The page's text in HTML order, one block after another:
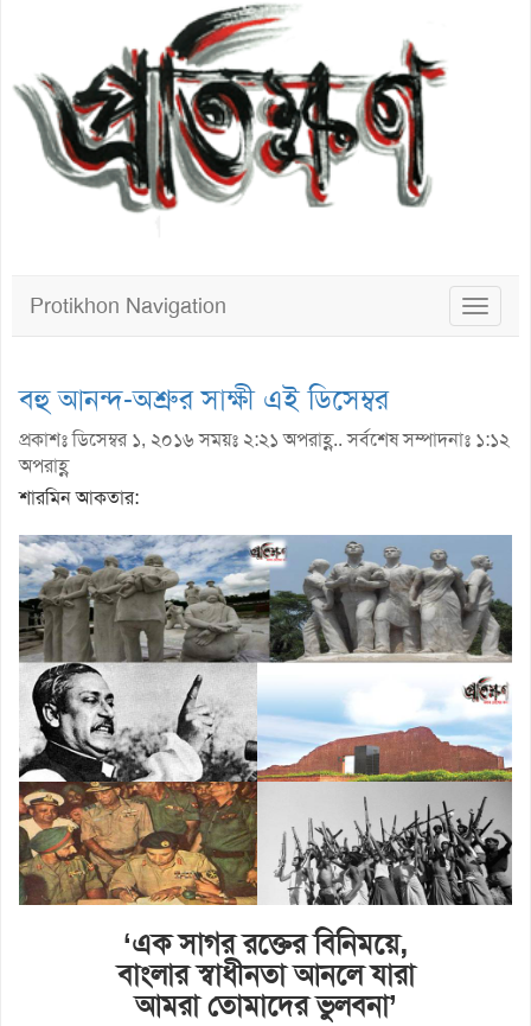
Toggle
Protikhon Navigation
বহু আনন্দ-অশ্রুর সাক্ষী এই ডিসেম্বর
প্রকাশঃ ডিসেম্বর ১, ২০১৬ সময়ঃ ২:২১ অপরাহ্ণ.. সর্বশেষ সম্পাদনাঃ ১:১২
অপরাহ্ণ
শারমিন আকতার:
‘এক সাগর রক্তের বিনিময়ে,
বাংলার স্বাধীনতা আনলে যারা
আমরা তোমাদের ভুলবনা’